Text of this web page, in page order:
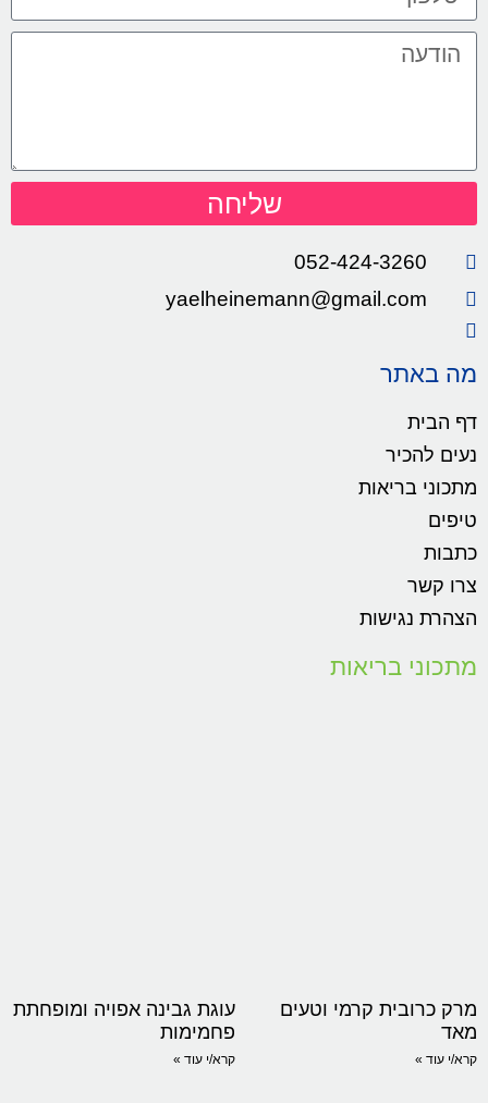
שליחה
052-424-3260
yaelheinemann@gmail.com
מה באתר
דף הבית
נעים להכיר
מתכוני בריאות
טיפים
כתבות
צרו קשר
הצהרת נגישות
מתכוני בריאות
מרק כרובית קרמי וטעים
מאד
קרא/י עוד »
עוגת גבינה אפויה ומופחתת
פחמימות
קרא/י עוד »